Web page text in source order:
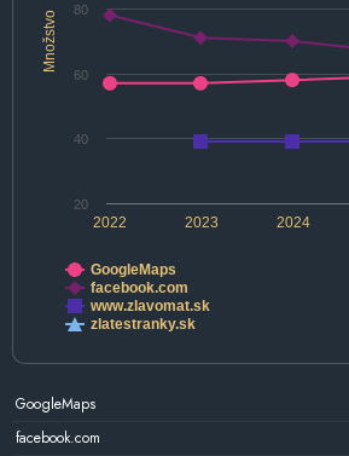
Množstvo
2022 2024
2023
20
40
60
80
GoogleMaps
facebook.com
www.zlavomat.sk
zlatestranky.sk
GoogleMaps
facebook.com